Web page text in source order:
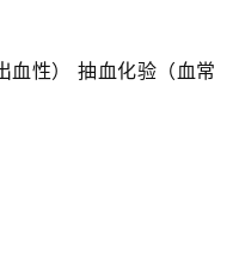
性） 抽血化验（血常